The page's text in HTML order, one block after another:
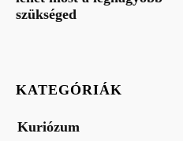
szükséged
KATEGÓRIÁK
Kuriózum